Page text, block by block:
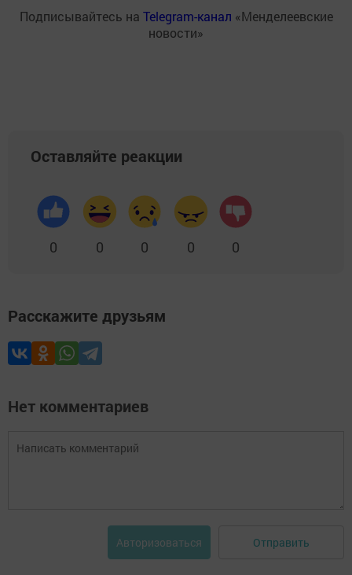
Подписывайтесь на Telegram-канал «Менделеевские
новости»
Оставляйте реакции
0 0 0 0 0
Расскажите друзьям
Нет комментариев
Авторизоваться Отправить